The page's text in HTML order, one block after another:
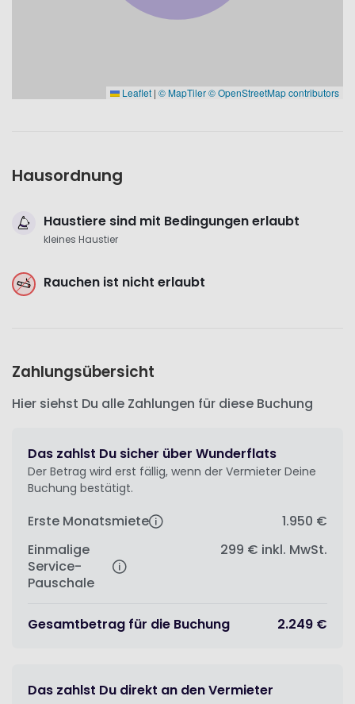
Leaflet | © MapTiler© OpenStreetMap contributors
Hausordnung
Haustiere sind mit Bedingungen erlaubt
kleines Haustier
Rauchen ist nicht erlaubt
Zahlungsübersicht
Hier siehst Du alle Zahlungen für diese Buchung
Das zahlst Du sicher über Wunderflats
Der Betrag wird erst fällig, wenn der Vermieter Deine
Buchung bestätigt.
Erste Monatsmiete
1.950 €
Einmalige
Service-
Pauschale
299 € inkl. MwSt.
Gesamtbetrag für die Buchung 2.249 €
Das zahlst Du direkt an den Vermieter